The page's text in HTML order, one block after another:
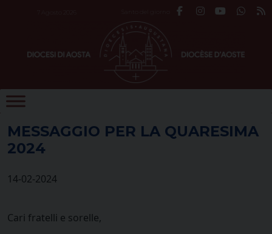
MESSAGGIO PER LA QUARESIMA
2024
14-02-2024
Cari fratelli e sorelle,